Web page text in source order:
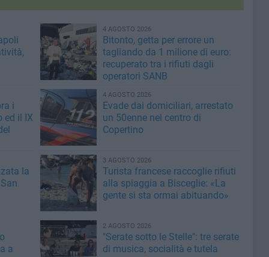
4 AGOSTO 2026
Bitonto, getta per errore un
tagliando da 1 milione di euro:
recuperato tra i rifiuti dagli
operatori SANB
i
ed il IX
4 AGOSTO 2026
Evade dai domiciliari, arrestato
un 50enne nel centro di
Copertino
la
3 AGOSTO 2026
Turista francese raccoglie rifiuti
alla spiaggia a Bisceglie: «La
gente si sta ormai abituando»
a
2 AGOSTO 2026
"Serate sotto le Stelle": tre serate
di musica, socialità e tutela